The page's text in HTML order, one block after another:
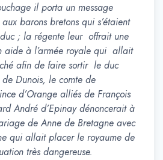
il porta un message
barons bretons qui s’étaient
; la régente leur offrait une
aide à l’armée royale qui allait
afin de faire sortir le duc
Dunois, le comte de
d’Orange alliés de François
André d’Epinay dénoncerait à
de Anne de Bretagne avec
qui allait placer le royaume de
très dangereuse.